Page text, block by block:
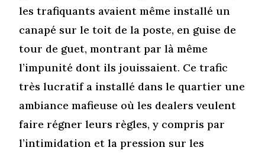
les trafiquants avaient même installé un
canapé sur le toit de la poste, en guise de
tour de guet, montrant par là même
l’impunité dont ils jouissaient. Ce trafic
très lucratif a installé dans le quartier une
ambiance mafieuse où les dealers veulent
faire régner leurs règles, y compris par
l’intimidation et la pression sur les